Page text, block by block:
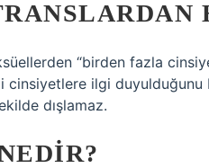
“birden fazla
cinsiyetlere ilgi
dışlamaz.